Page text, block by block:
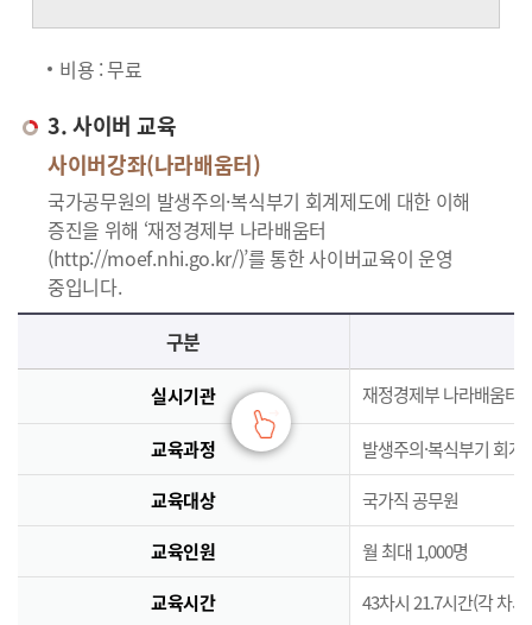
비용 : 무료
3. 사이버 교육
사이버강좌(나라배움터)
국가공무원의 발생주의·복식부기 회계제도에 대한 이해
증진을 위해 ‘재정경제부 나라배움터
(http://moef.nhi.go.kr/)’를 통한 사이버교육이 운영
중입니다.
사이버교육의 사이버강좌(나라배움터)에 대한 안내로 실시기관, 교육과정, 대상, 인원, 시간, 인정시간, 신청(기간,절차), 수료(요건,평가,수료증)으로 구분되며 이에 해당하는 내용으로 구성된 표 입니다.
구분
실시기관 재정경제부 나라배움터(
교육과정 발생주의·복식부기 회계
교육대상 국가직 공무원
교육인원 월 최대 1,000명
교육시간 43차시 21.7시간(각 차